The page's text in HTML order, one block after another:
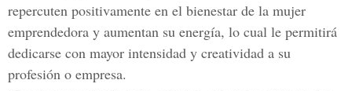
repercuten positivamente en el bienestar de la mujer
emprendedora y aumentan su energía, lo cual le permitirá
dedicarse con mayor intensidad y creatividad a su
profesión o empresa.